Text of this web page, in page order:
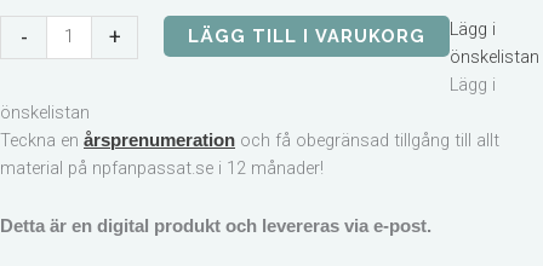
- + LÄGG TILL I VARUKORG
Lägg i
önskelistan
Lägg i
önskelistan
Teckna en årsprenumeration och få obegränsad tillgång till allt
material på npfanpassat.se i 12 månader!
Detta är en digital produkt och levereras via e-post.